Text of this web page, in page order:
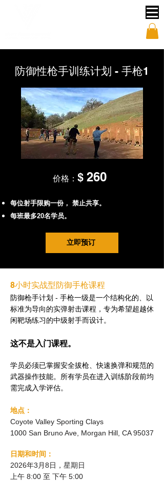
防御性枪手训练计划 - 手枪1
价格： $ 260
每位射手限购一份， 禁止共享。
每班最多20名学员。
立即预订
8小时实战型防御手枪课程
防御枪手计划 - 手枪一级是一个结构化的、以
标准为导向的实弹射击课程，专为希望超越休
闲靶场练习的中级射手而设计。
这不是入门课程。
学员必须已掌握安全拔枪、快速换弹和规范的
武器操作技能。所有学员在进入训练阶段前均
需完成入学评估。
地点：
Coyote Valley Sporting Clays
1000 San Bruno Ave, Morgan Hill, CA 95037
日期和时间：
2026年3月8日，星期日
上午 8:00 至 下午 5:00